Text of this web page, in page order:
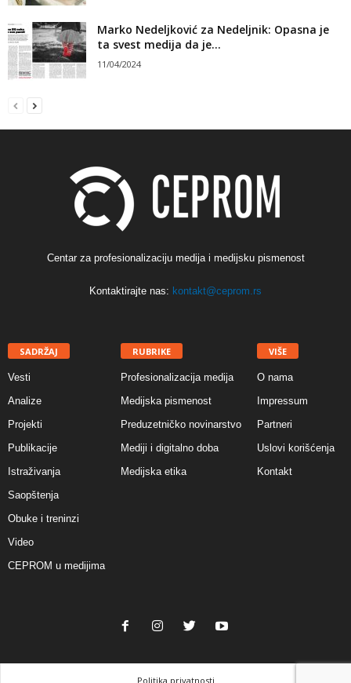
Marko Nedeljković za Nedeljnik: Opasna je
ta svest medija da je...
11/04/2024
Centar za profesionalizaciju medija i medijsku pismenost
Kontaktirajte nas: kontakt@ceprom.rs
SADRŽAJ
Vesti
Analize
Projekti
Publikacije
Istraživanja
Saopštenja
Obuke i treninzi
Video
CEPROM u medijima
RUBRIKE
Profesionalizacija medija
Medijska pismenost
Preduzetničko novinarstvo
Mediji i digitalno doba
Medijska etika
VIŠE
O nama
Impressum
Partneri
Uslovi korišćenja
Kontakt
Politika privatnosti